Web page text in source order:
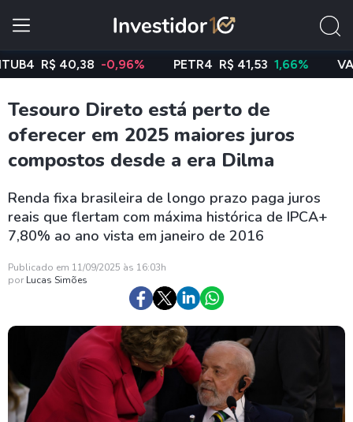
40,38 -0,96% PETR4 R$ 41,53 1,66% VALE3
Tesouro Direto está perto de
oferecer em 2025 maiores juros
compostos desde a era Dilma
Renda fixa brasileira de longo prazo paga juros
reais que flertam com máxima histórica de IPCA+
7,80% ao ano vista em janeiro de 2016
Publicado em 11/09/2025 às 16:03h
por Lucas Simões